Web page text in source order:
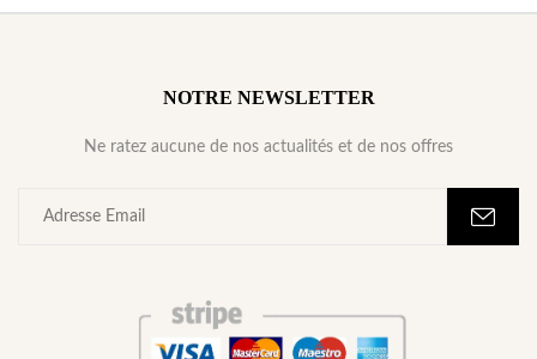
NOTRE NEWSLETTER
Ne ratez aucune de nos actualités et de nos offres